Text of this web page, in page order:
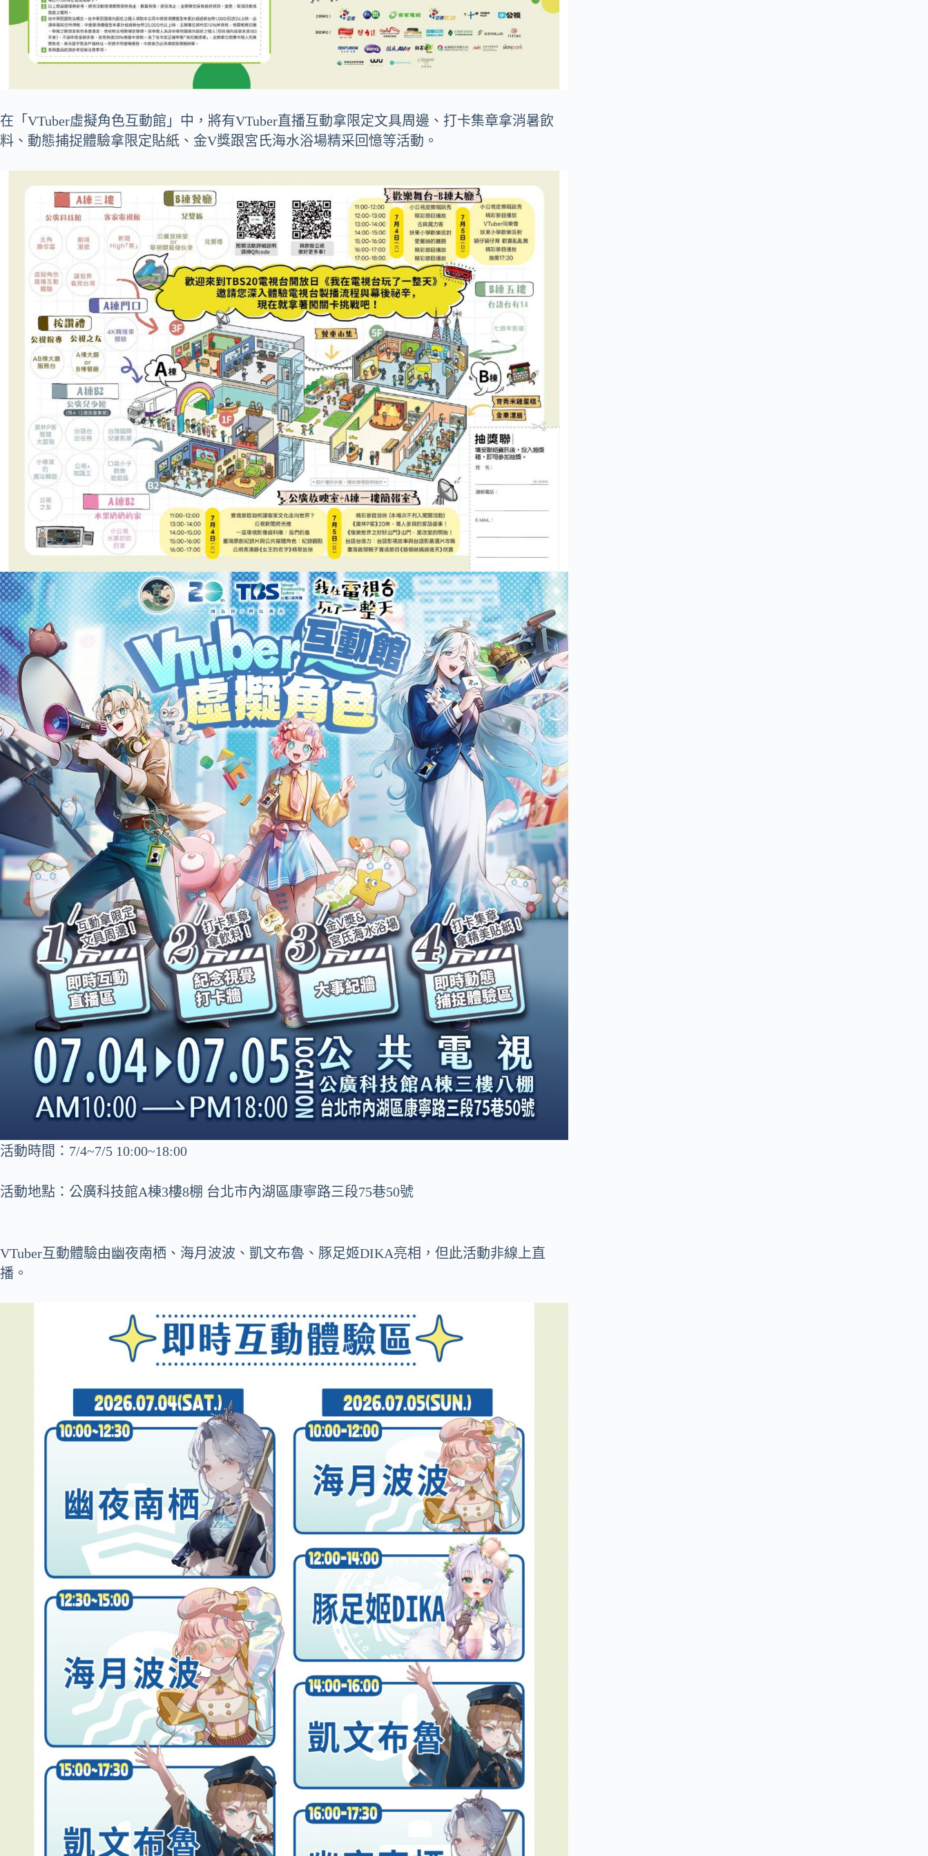
在「VTuber虛擬角色互動館」中，將有VTuber直播互動拿限定文具周邊、打卡集章拿消暑飲
料、動態捕捉體驗拿限定貼紙、金V獎跟宮氏海水浴場精采回憶等活動。
活動時間：7/4~7/5 10:00~18:00
活動地點：公廣科技館A棟3樓8棚 台北市內湖區康寧路三段75巷50號
VTuber互動體驗由幽夜南栖、海月波波、凱文布魯、豚足姬DIKA亮相，但此活動非線上直
播。